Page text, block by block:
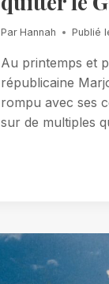
Par Hannah Publié
Au printemps et
républicaine
rompu avec ses
sur de multiples